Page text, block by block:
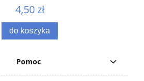
4,50 zł
do koszyka
Pomoc